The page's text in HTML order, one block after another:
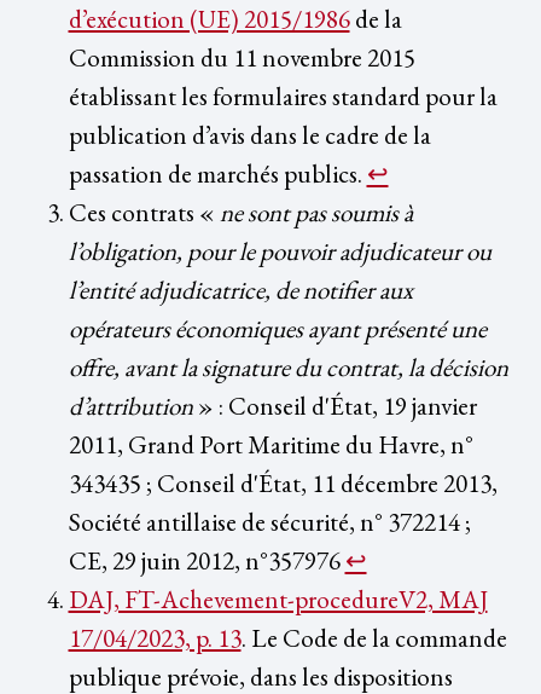
d’exécution (UE) 2015/1986de la
Commission du 11 novembre 2015
établissant les formulaires standard pour la
publication d’avis dans le cadre de la
passation de marchés publics. ↩︎
Ces contrats «ne sont pas soumis à
l’obligation, pour le pouvoir adjudicateur ou
l’entité adjudicatrice, de notifier aux
opérateurs économiques ayant présenté une
offre, avant la signature du contrat, la décision
d’attribution» : Conseil d'État, 19 janvier
2011, Grand Port Maritime du Havre, n°
343435 ; Conseil d'État, 11 décembre 2013,
Société antillaise de sécurité, n° 372214 ;
CE, 29 juin 2012, n°357976↩︎
DAJ, FT-Achevement-procedureV2, MAJ
17/04/2023, p. 13. Le Code de la commande
publique prévoie, dans les dispositions